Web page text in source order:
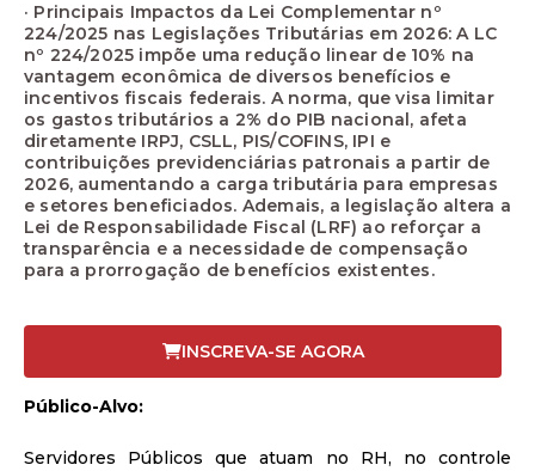
· Principais Impactos da Lei Complementar nº
224/2025 nas Legislações Tributárias em 2026: A LC
nº 224/2025 impõe uma redução linear de 10% na
vantagem econômica de diversos benefícios e
incentivos fiscais federais. A norma, que visa limitar
os gastos tributários a 2% do PIB nacional, afeta
diretamente IRPJ, CSLL, PIS/COFINS, IPI e
contribuições previdenciárias patronais a partir de
2026, aumentando a carga tributária para empresas
e setores beneficiados. Ademais, a legislação altera a
Lei de Responsabilidade Fiscal (LRF) ao reforçar a
transparência e a necessidade de compensação
para a prorrogação de benefícios existentes.
INSCREVA-SE AGORA
Público-Alvo:
Servidores Públicos que atuam no RH, no controle